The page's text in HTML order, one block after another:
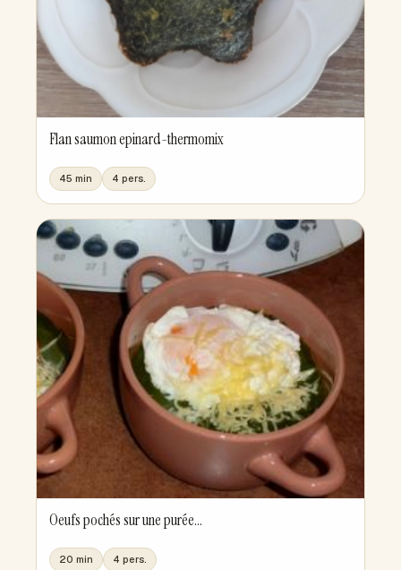
Flan saumon epinard-thermomix
45 min 4 pers.
Oeufs pochés sur une purée...
20 min 4 pers.